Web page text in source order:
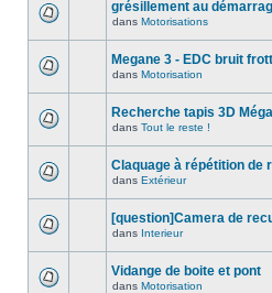
grésillement au
dans Motorisations
Megane 3 - EDC bruit
dans Motorisation
Recherche tapis 3D
dans Tout le reste !
Claquage à répétition de
dans Extérieur
[question]Camera de
dans Interieur
Vidange de boite et pont
dans Motorisation